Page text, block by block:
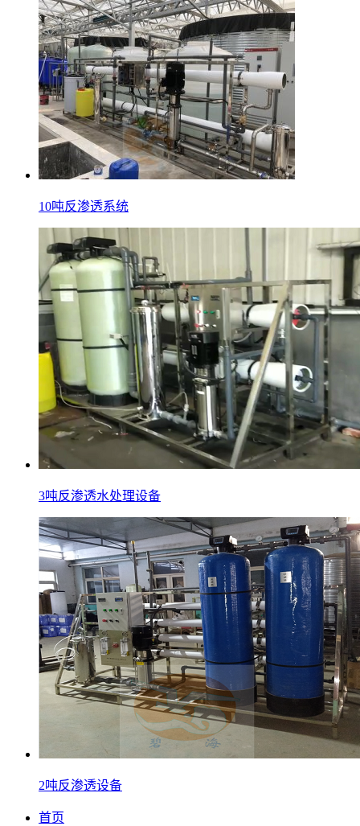
10吨反渗透系统
3吨反渗透水处理设备
2吨反渗透设备
首页